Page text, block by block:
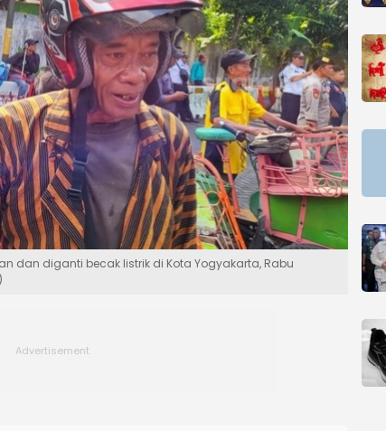
dan diganti becak listrik di Kota Yogyakarta, Rabu